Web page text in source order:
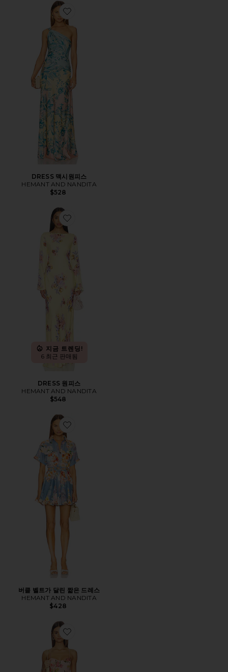
Favorite DRESS 맥시원피스
DRESS 맥시원피스
HEMANT AND NANDITA
$528
Favorite DRESS 원피스
지금 트렌딩!
6 최근 판매됨
DRESS 원피스
HEMANT AND NANDITA
$548
Favorite 버클 벨트가 달린 짧은 드레스
버클 벨트가 달린 짧은 드레스
HEMANT AND NANDITA
$428
Favorite DRESS 원피스